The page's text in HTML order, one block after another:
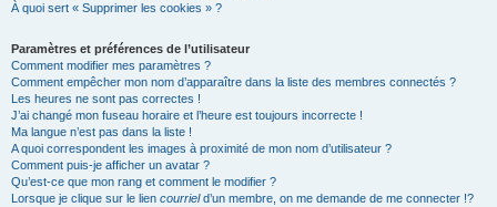
À quoi sert « Supprimer les cookies » ?
Paramètres et préférences de l’utilisateur
Comment modifier mes paramètres ?
Comment empêcher mon nom d’apparaître dans la liste des membres connectés ?
Les heures ne sont pas correctes !
J’ai changé mon fuseau horaire et l’heure est toujours incorrecte !
Ma langue n’est pas dans la liste !
A quoi correspondent les images à proximité de mon nom d’utilisateur ?
Comment puis-je afficher un avatar ?
Qu’est-ce que mon rang et comment le modifier ?
Lorsque je clique sur le lien courrield’un membre, on me demande de me connecter !?